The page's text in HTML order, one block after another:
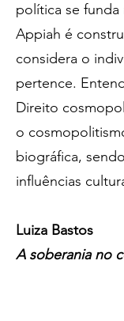
política se
Appiah é
considera o
pertence.
Direito
o
biográfica,
influências
Luiza Bastos
A soberania no